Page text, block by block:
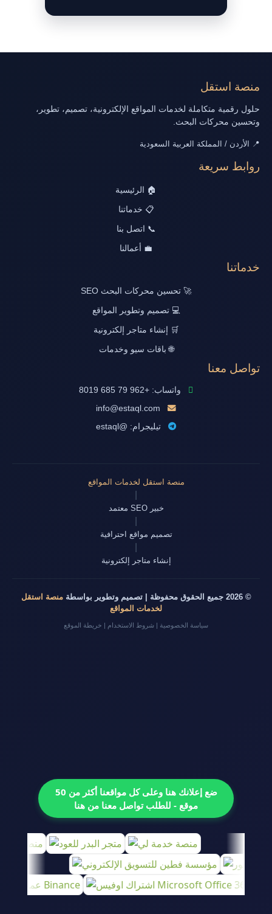
منصة استقل
حلول رقمية متكاملة لخدمات المواقع الإلكترونية، تصميم، تطوير،
وتحسين محركات البحث.
📍 الأردن / المملكة العربية السعودية
روابط سريعة
🏠 الرئيسية
📋 خدماتنا
📞 اتصل بنا
💼 أعمالنا
خدماتنا
🚀 تحسين محركات البحث SEO
💻 تصميم وتطوير المواقع
🛒 إنشاء متاجر إلكترونية
🌐 باقات سيو وخدمات
تواصل معنا
واتساب: +962 79 685 8019
info@estaql.com
تيليجرام: @estaql
منصة استقل لخدمات المواقع
خبير SEO معتمد
تصميم مواقع احترافية
إنشاء متاجر إلكترونية
© 2026 جميع الحقوق محفوظة | تصميم وتطوير بواسطة
منصة استقل
لخدمات المواقع
سياسة الخصوصية | شروط الاستخدام | خريطة الموقع
ضع إعلانك هنا وعلى كل مواقعنا أكثر من 50
موقع - للطلب تواصل معنا من هنا